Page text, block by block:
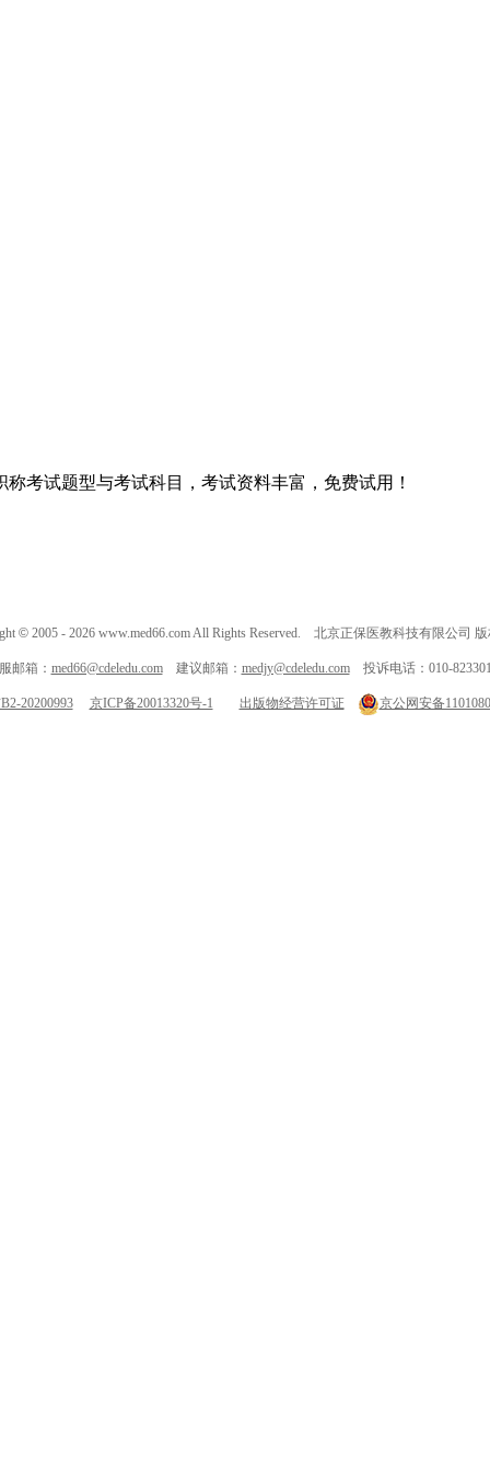
考试题型与考试科目，考试资料丰富，免费试用！
© 2005 - 2026 www.med66.com All Rights Reserved. 北京正保医教科技有限公司
邮箱： med66@cdeledu.com建议邮箱： medjy@cdeledu.com投诉电话：010-
20200993 京ICP备20013320号-1 出版物经营许可证 京公网安备